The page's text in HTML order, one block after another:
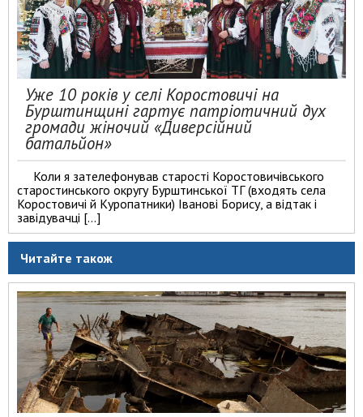
Уже 10 років у селі Коростовичі на
Бурштинщині гартує патріотичний дух
громади жіночий «Диверсійний
батальйон»
Коли я зателефонував старості Коростовичівського
старостинського округу Бурштинської ТГ (входять села
Коростовичі й Куропатники) Іванові Борису, а відтак і
завідувачці […]
Читайте також